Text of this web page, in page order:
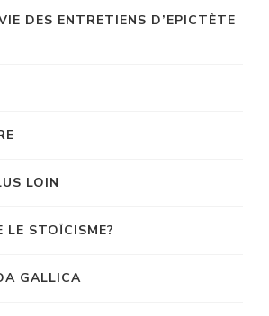
DES ENTRETIENS D’EPICTÈTE
LOIN
LE STOÏCISME?
GALLICA